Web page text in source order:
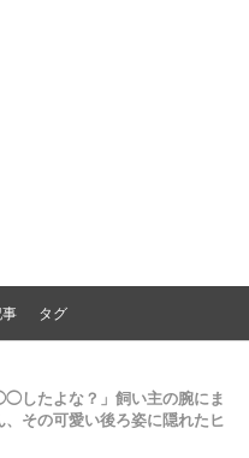
事 タグ
したよな？」飼い主の腕にま
、その可愛い後ろ姿に隠れたヒ